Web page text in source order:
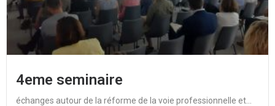
4eme seminaire
échanges autour de la réforme de la voie professionnelle et...